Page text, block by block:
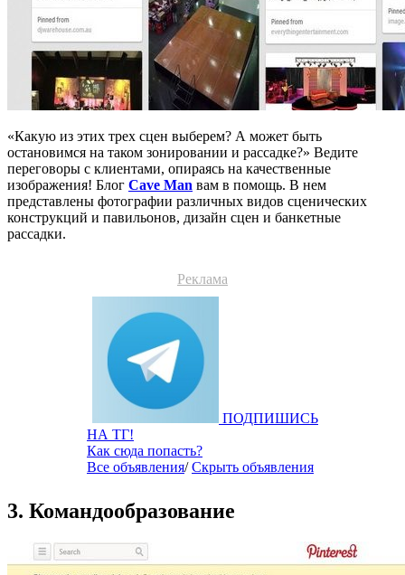
«Какую из этих трех сцен выберем? А может быть
остановимся на таком зонировании и рассадке?» Ведите
переговоры с клиентами, опираясь на качественные
изображения! Блог Cave Man вам в помощь. В нем
представлены фотографии различных видов сценических
конструкций и павильонов, дизайн сцен и банкетные
рассадки.
Реклама
ПОДПИШИСЬ
НА ТГ!
Как сюда попасть?
Все объявления/Скрыть объявления
3. Командообразование